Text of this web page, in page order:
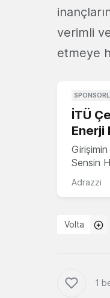
verimli
etmeye
İTÜ
Enerji
Sensin
Adrazzi
Volta
1